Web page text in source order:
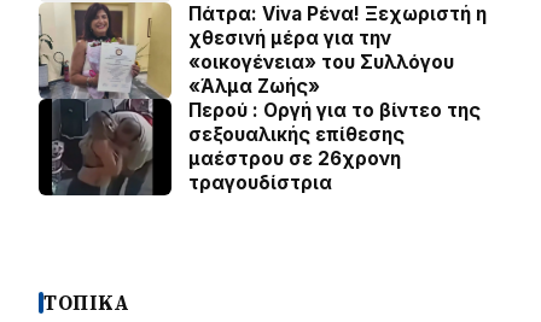
Πάτρα: Viva Ρένα! Ξεχωριστή η
χθεσινή μέρα για την
«οικογένεια» του Συλλόγου
«Άλμα Ζωής»
Περού : Οργή για το βίντεο της
σεξουαλικής επίθεσης
μαέστρου σε 26χρονη
τραγουδίστρια
ΤΟΠΙΚΑ